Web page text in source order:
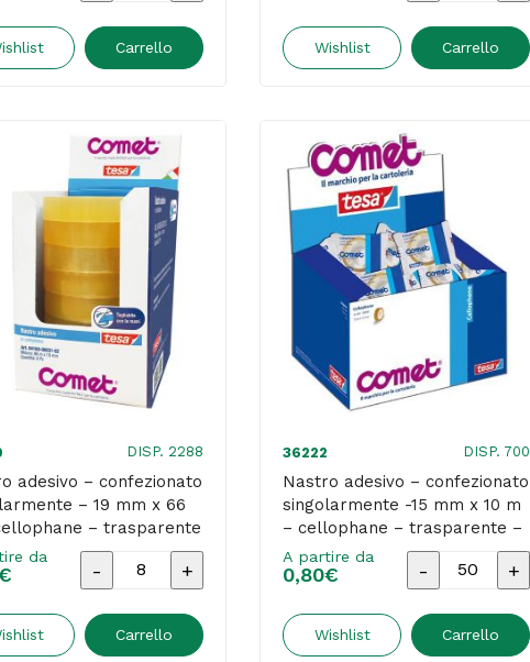
-
-
15
mm
x
66
m
-
cellophane
-
trasparente
Comet
quantità
Carrello
-
-
19
x
10
cellophane
trasparente
Comet
quantità
Wishlist Carrello
DISP. 2288
adesivo – confezionato
– 19 mm x 66
– trasparente
da
Nastro
-
Carrello
36222 DISP. 700
Nastro adesivo – confezionato
singolarmente -15 mm x 10 m
– cellophane – trasparente –
Comet
A partire da
0,80€
Nastro
-
Wishlist Carrello